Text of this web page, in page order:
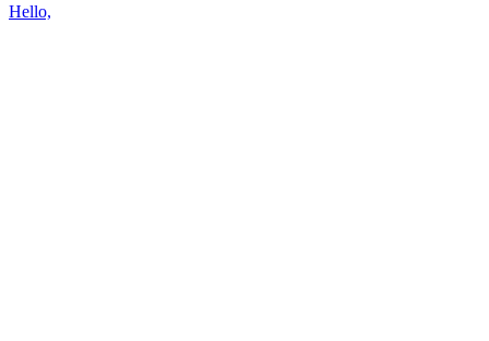
Hello,